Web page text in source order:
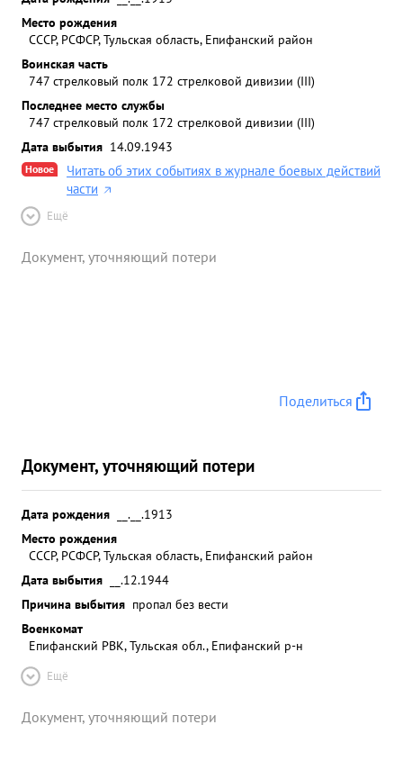
Место рождения
СССР, РСФСР, Тульская область, Епифанский район
Воинская часть
747 стрелковый полк 172 стрелковой дивизии (III)
Последнее место службы
747 стрелковый полк 172 стрелковой дивизии (III)
Дата выбытия 14.09.1943
Новое
Читать об этих событиях в журнале боевых действий
части
Ещё
Документ, уточняющий потери
Поделиться
Документ, уточняющий потери
Дата рождения
__.__.1913
Место рождения
СССР, РСФСР, Тульская область, Епифанский район
Дата выбытия
__.12.1944
Причина выбытия пропал без вести
Военкомат
Епифанский РВК, Тульская обл., Епифанский р-н
Ещё
Документ, уточняющий потери